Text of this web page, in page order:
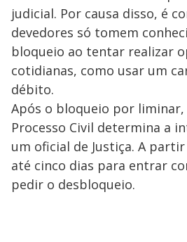
a
y
V
i
d
s o
s
M
u
judicial. Por causa disso, é
devedores só tomem
bloqueio ao tentar realizar
cotidianas, como usar um
débito.
Após o bloqueio por liminar,
Processo Civil determina a
um oficial de Justiça. A
até cinco dias para entrar
pedir o desbloqueio.